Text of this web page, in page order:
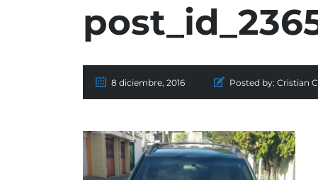
8 diciembre, 2016 Posted by: Cristian